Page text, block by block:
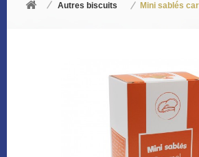
Autres biscuits Mini sablés